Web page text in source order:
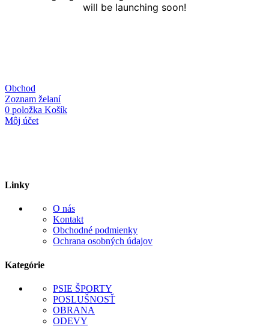
will be launching soon!
Obchod
Zoznam želaní
0 položka Košík
Môj účet
Linky
O nás
Kontakt
Obchodné podmienky
Ochrana osobných údajov
Kategórie
PSIE ŠPORTY
POSLUŠNOSŤ
OBRANA
ODEVY